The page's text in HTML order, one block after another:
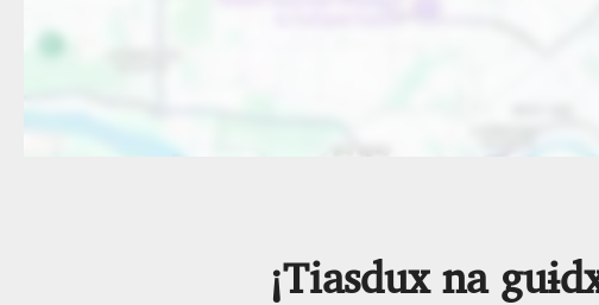
¡Tiasdux na